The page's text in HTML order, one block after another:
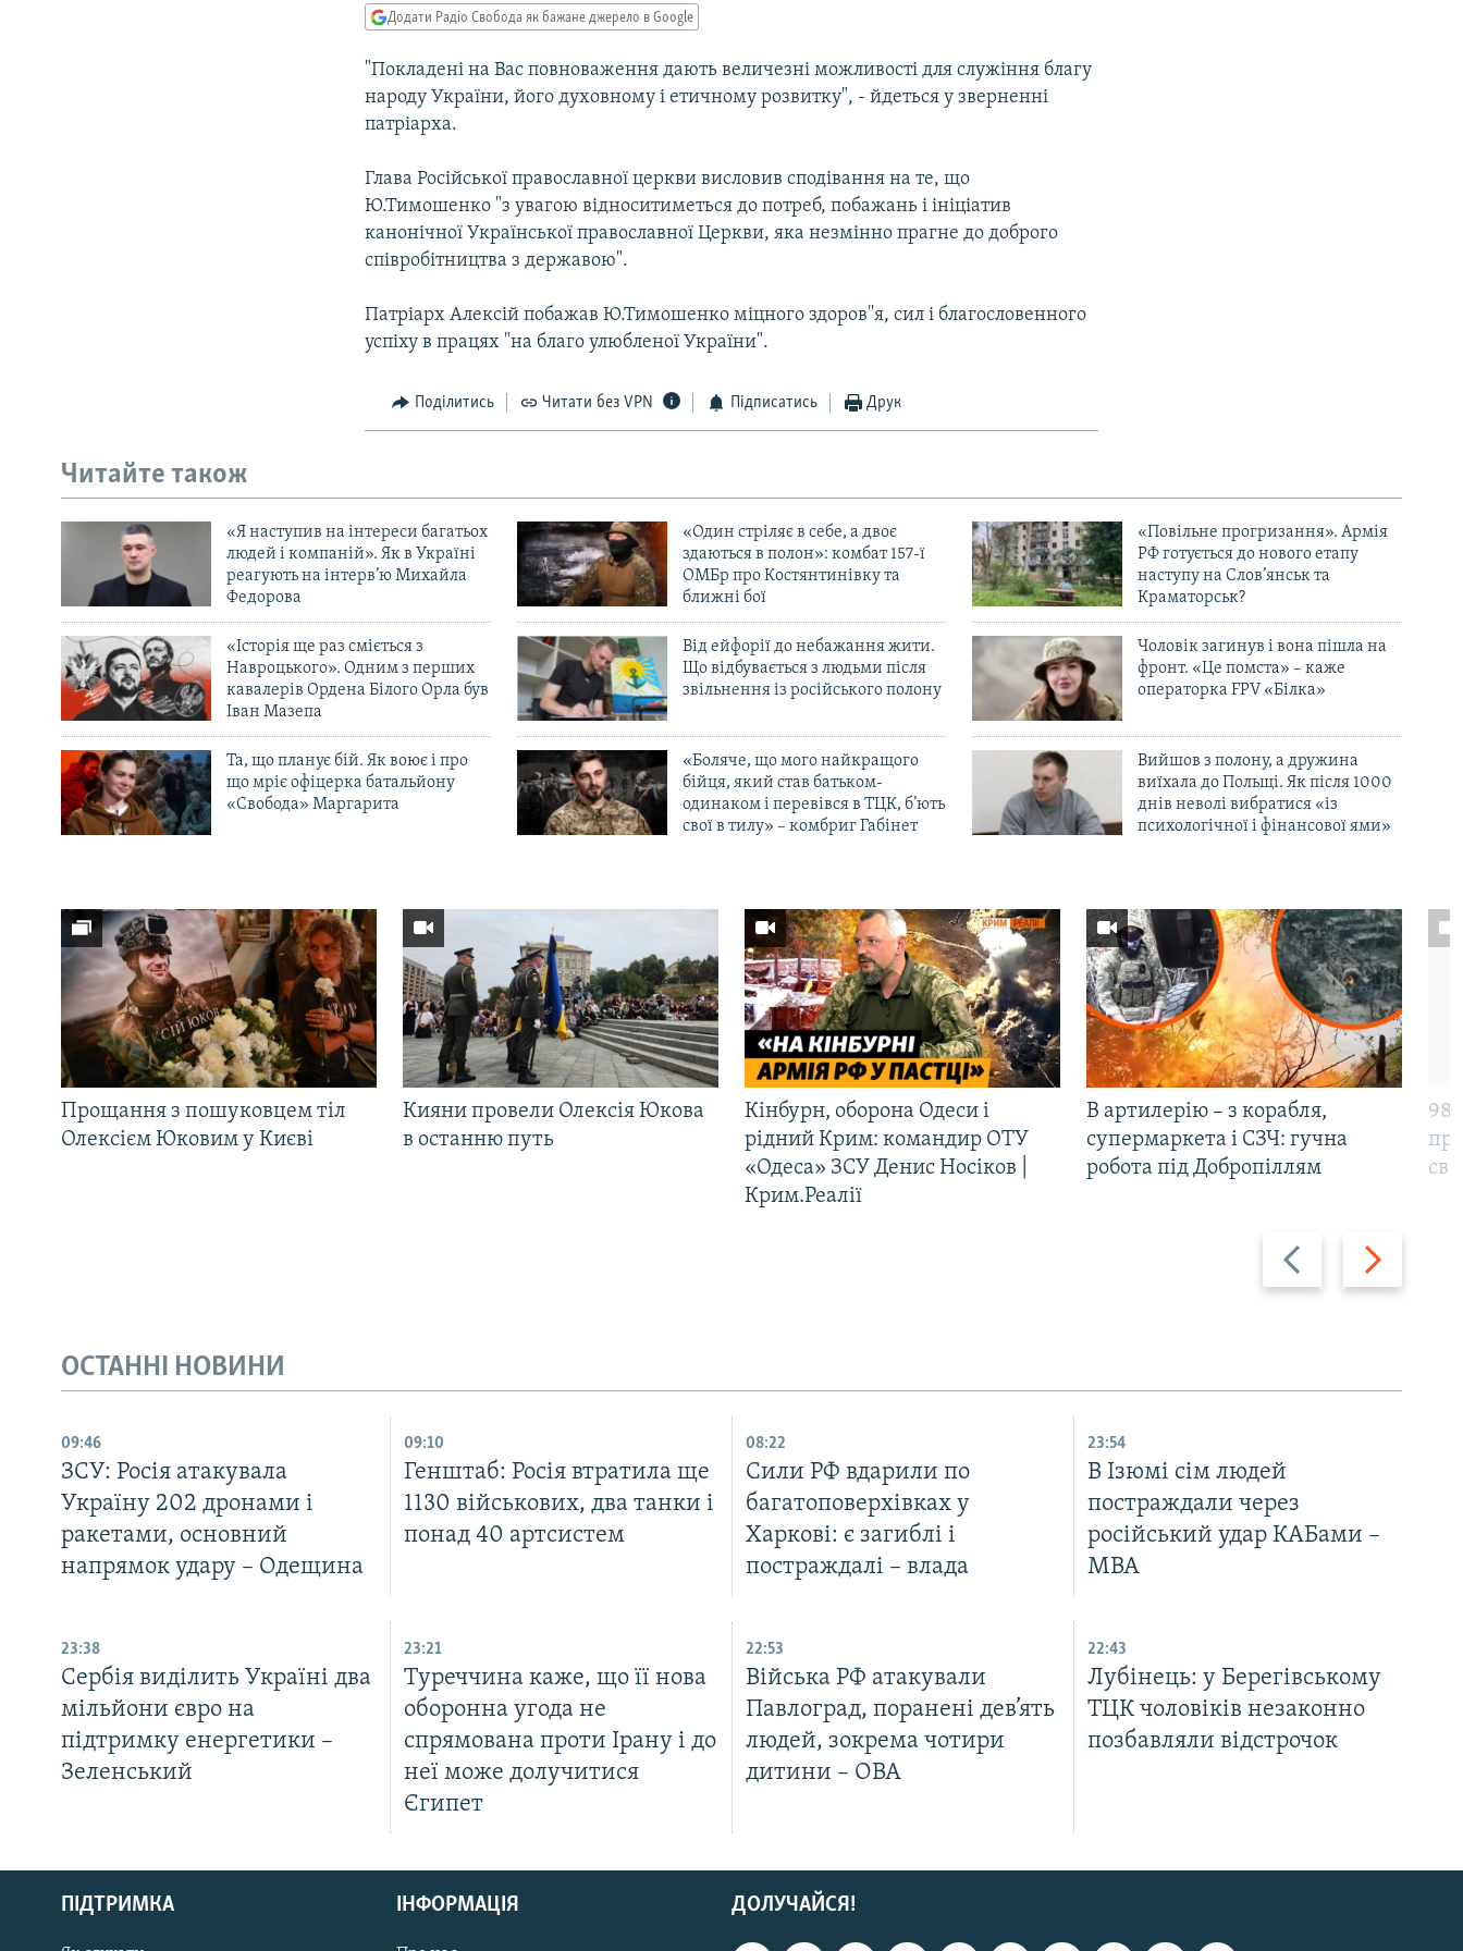
РУС
Додати Радіо Свобода як бажане джерело в Google
"Покладені на Вас повноваження дають величезні можливості для служіння благу
народу України, його духовному і етичному розвитку", - йдеться у зверненні
патріарха.
Глава Російської православної церкви висловив сподівання на те, що
Ю.Тимошенко "з увагою відноситиметься до потреб, побажань і ініціатив
канонічної Української православної Церкви, яка незмінно прагне до доброго
співробітництва з державою".
Патріарх Алексій побажав Ю.Тимошенко міцного здоров''я, сил і благословенного
успіху в працях "на благо улюбленої України".
Поділитись Читати без VPN Підписатись Друк
Читайте також
«Я наступив на інтереси багатьох
людей і компаній». Як в Україні
реагують на інтерв’ю Михайла
Федорова
«Один стріляє в себе, а двоє
здаються в полон»: комбат 157-ї
ОМБр про Костянтинівку та
ближні бої
«Повільне прогризання». Армія
РФ готується до нового етапу
наступу на Слов’янськ та
Краматорськ?
«Історія ще раз сміється з
Навроцького». Одним з перших
кавалерів Ордена Білого Орла був
Іван Мазепа
Від ейфорії до небажання жити.
Що відбувається з людьми після
звільнення із російського полону
Чоловік загинув і вона пішла на
фронт. «Це помста» – каже
операторка FPV «Білка»
Та, що планує бій. Як воює і про
що мріє офіцерка батальйону
«Свобода» Маргарита
«Боляче, що мого найкращого
бійця, який став батьком-
одинаком і перевівся в ТЦК, б’ють
свої в тилу» – комбриг Габінет
Вийшов з полону, а дружина
виїхала до Польщі. Як після 1000
днів неволі вибратися «із
психологічної і фінансової ями»
Назад Вперед
Прощання з пошуковцем тіл
Олексієм Юковим у Києві
Кияни провели Олексія Юкова
в останню путь
Кінбурн, оборона Одеси і
рідний Крим: командир ОТУ
«Одеса» ЗСУ Денис Носіков |
Крим.Реалії
В артилерію – з корабля,
супермаркета і СЗЧ: гучна
робота під Добропіллям
98-
ОСТАННІ НОВИНИ
09:46
ЗСУ: Росія атакувала
Україну 202 дронами і
ракетами, основний
напрямок удару – Одещина
09:10
Генштаб: Росія втратила ще
1130 військових, два танки і
понад 40 артсистем
08:22
Сили РФ вдарили по
багатоповерхівках у
Харкові: є загиблі і
постраждалі – влада
23:54
В Ізюмі сім людей
постраждали через
російський удар КАБами –
МВА
23:38
Сербія виділить Україні два
мільйони євро на
підтримку енергетики –
Зеленський
23:21
Туреччина каже, що її нова
оборонна угода не
спрямована проти Ірану і до
неї може долучитися
Єгипет
22:53
Війська РФ атакували
Павлоград, поранені дев’ять
людей, зокрема чотири
дитини – ОВА
22:43
Лубінець: у Берегівському
ТЦК чоловіків незаконно
позбавляли відстрочок
ДОЛУЧАЙСЯ!
ПІДТРИМКА ІНФОРМАЦІЯ